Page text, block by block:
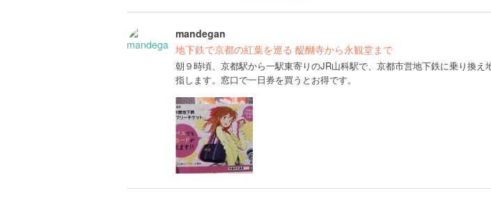
mandegan
地下鉄で京都の紅葉を巡る 醍醐寺から永観堂まで
朝９時頃、京都駅から一駅東寄りのJR山科駅で、京都市営地下鉄に乗り換え
指します。窓口で一日券を買うとお得です。